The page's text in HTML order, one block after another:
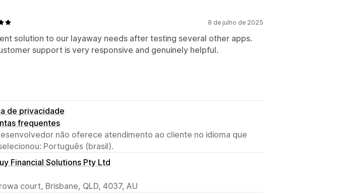
8 de julho de 2025
solution to our layaway needs after testing several other apps.
support is very responsive and genuinely helpful.
de privacidade
frequentes
não oferece atendimento ao cliente no idioma que
Português (brasil).
Financial Solutions Pty Ltd
court, Brisbane, QLD, 4037, AU